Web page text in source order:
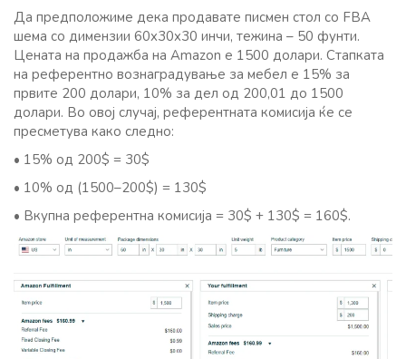
Да предположиме дека продавате писмен стол со FBA
шема со димензии 60x30x30 инчи, тежина – 50 фунти.
Цената на продажба на Amazon е 1500 долари. Стапката
на референтно вознаградување за мебел е 15% за
првите 200 долари, 10% за дел од 200,01 до 1500
долари. Во овој случај, референтната комисија ќе се
пресметува како следно:
• 15% од 200$ = 30$
• 10% од (1500–200$) = 130$
• Вкупна референтна комисија = 30$ + 130$ = 160$.